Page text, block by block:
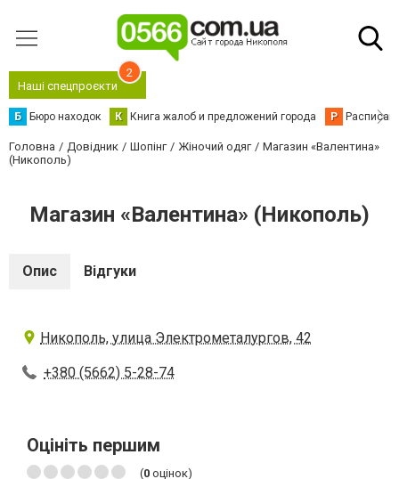
Наші спецпроєкти
2
Б Бюро находок К Книга жалоб и предложений города Р
Головна Довідник Шопінг Жіночий одяг
Магазин «Валентина»
(Никополь)
Магазин «Валентина» (Никополь)
Опис Відгуки
Никополь, улица Электрометалургов, 42
+380 (5662) 5-28-74
Оцініть першим
(0 оцінок)